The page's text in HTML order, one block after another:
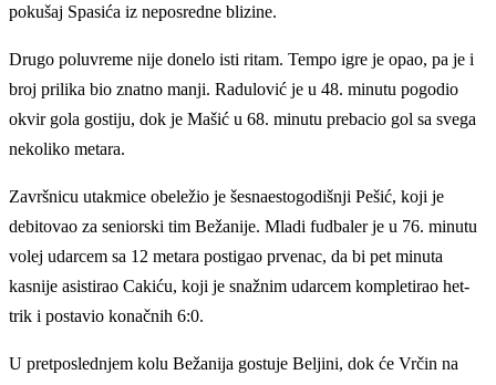
pokušaj Spasića iz neposredne blizine.
Drugo poluvreme nije donelo isti ritam. Tempo igre je opao, pa je i
broj prilika bio znatno manji. Radulović je u 48. minutu pogodio
okvir gola gostiju, dok je Mašić u 68. minutu prebacio gol sa svega
nekoliko metara.
Završnicu utakmice obeležio je šesnaestogodišnji Pešić, koji je
debitovao za seniorski tim Bežanije. Mladi fudbaler je u 76. minutu
volej udarcem sa 12 metara postigao prvenac, da bi pet minuta
kasnije asistirao Cakiću, koji je snažnim udarcem kompletirao het-
trik i postavio konačnih 6:0.
U pretposlednjem kolu Bežanija gostuje Beljini, dok će Vrčin na